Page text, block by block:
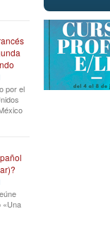
por el
«Una